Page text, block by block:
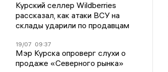
Курский селлер Wildberries
рассказал, как атаки ВСУ на
склады ударили по продавцам
19/07 09:37
Мэр Курска опроверг слухи о
продаже «Северного рынка»